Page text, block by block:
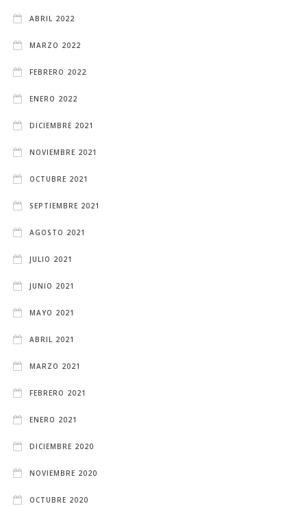
ABRIL 2022
MARZO 2022
FEBRERO 2022
ENERO 2022
DICIEMBRE 2021
NOVIEMBRE 2021
OCTUBRE 2021
SEPTIEMBRE 2021
AGOSTO 2021
JULIO 2021
JUNIO 2021
MAYO 2021
ABRIL 2021
MARZO 2021
FEBRERO 2021
ENERO 2021
DICIEMBRE 2020
NOVIEMBRE 2020
OCTUBRE 2020